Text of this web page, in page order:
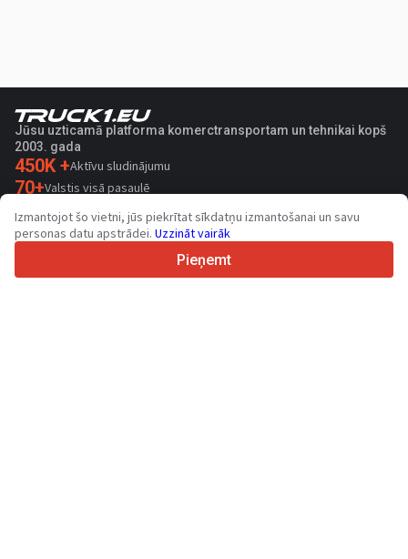
Jūsu uzticamā platforma komerctransportam un tehnikai kopš
2003. gada
450K +Aktīvu sludinājumu
70+Valstis visā pasaulē
36 Atbalstītas valodas
4.7/5
Izmantojot šo vietni, jūs piekrītat sīkdatņu izmantošanai un savu
personas datu apstrādei. Uzzināt vairāk
Pieņemt